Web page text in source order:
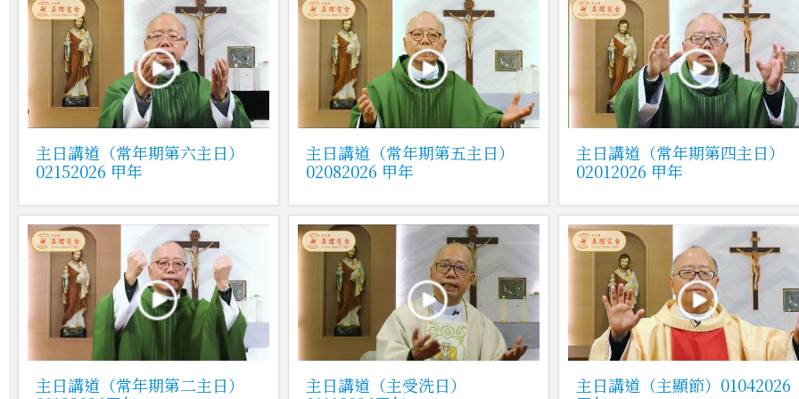
主日講道（常年期第六主日）
02152026 甲年
主日講道（常年期第五主日）
02082026 甲年
主日講道（常年期第四主日）
02012026 甲年
主日講道（常年期第二主日）
主日講道（主受洗日）
主日講道（主顯節）01042026